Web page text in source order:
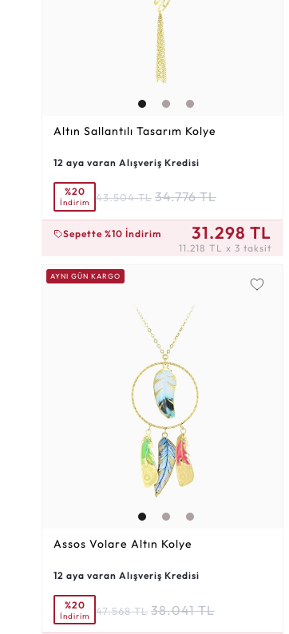
Altın Sallantılı Tasarım Kolye
12 aya varan Alışveriş Kredisi
%20
İndirim 43.504 TL 34.776 TL
Sepette %10 İndirim 31.298 TL
11.218 TL x 3 taksit
11.218 TL x 3 taksit
AYNI GÜN KARGO
Assos Volare Altın Kolye
12 aya varan Alışveriş Kredisi
%20
İndirim 47.568 TL 38.041 TL